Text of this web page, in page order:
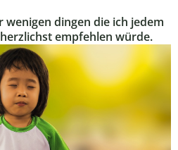
dingen die ich jedem
empfehlen würde.